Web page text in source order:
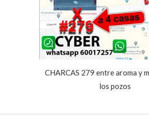
CHARCAS 279 entre aroma y
los pozos